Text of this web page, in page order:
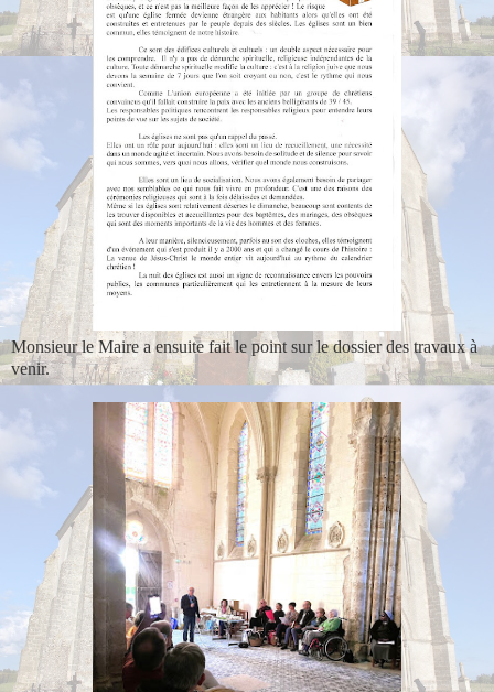
Monsieur le Maire a ensuite fait le point sur le dossier des travaux à
venir.